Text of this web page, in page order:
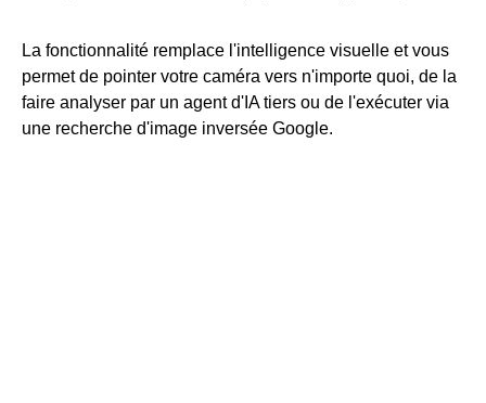
La fonctionnalité remplace l'intelligence visuelle et vous
permet de pointer votre caméra vers n'importe quoi, de la
faire analyser par un agent d'IA tiers ou de l'exécuter via
une recherche d'image inversée Google.